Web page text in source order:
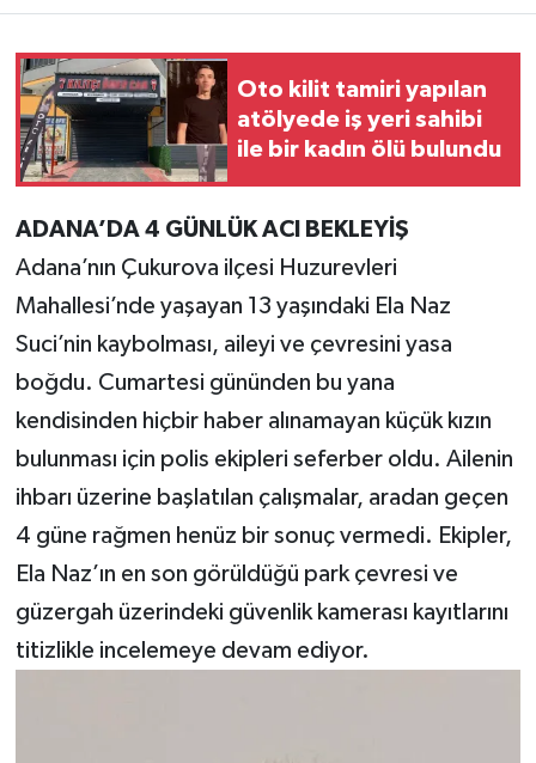
Oto kilit tamiri yapılan
atölyede iş yeri sahibi
ile bir kadın ölü bulundu
ADANA’DA 4 GÜNLÜK ACI BEKLEYİŞ
Adana’nın Çukurova ilçesi Huzurevleri
Mahallesi’nde yaşayan 13 yaşındaki Ela Naz
Suci’nin kaybolması, aileyi ve çevresini yasa
boğdu. Cumartesi gününden bu yana
kendisinden hiçbir haber alınamayan küçük kızın
bulunması için polis ekipleri seferber oldu. Ailenin
ihbarı üzerine başlatılan çalışmalar, aradan geçen
4 güne rağmen henüz bir sonuç vermedi. Ekipler,
Ela Naz’ın en son görüldüğü park çevresi ve
güzergah üzerindeki güvenlik kamerası kayıtlarını
titizlikle incelemeye devam ediyor.
SürManşet
Teknoloji
Yaşam
KAHRAMANMARAŞ